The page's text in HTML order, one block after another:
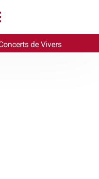
de Vivers